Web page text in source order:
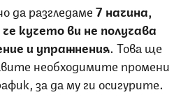
да разгледаме7 начина,
кучето ви не получава
и упражнения. Това ще
необходимите промени
за да му ги осигурите.